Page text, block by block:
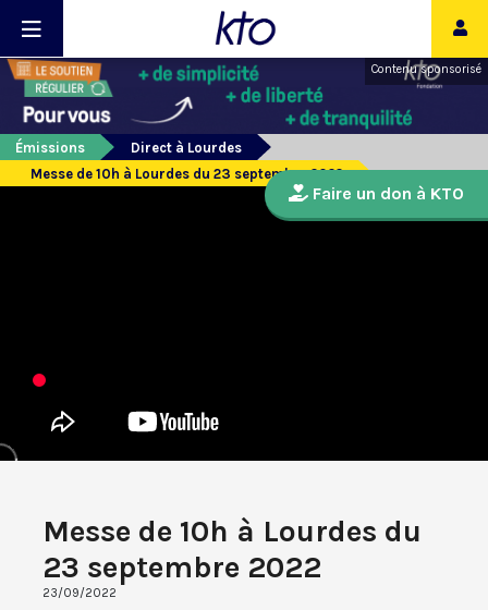
Contenu sponsorisé
Émissions
Direct à Lourdes
Messe de 10h à Lourdes du 23 septembre 2022
Messe de 10h à Lourdes du
23 septembre 2022
23/09/2022
Faire un don à KTO